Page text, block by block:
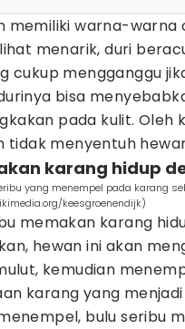
memiliki warna-
menarik, duri
cukup mengganggu
bisa
pada kulit. Oleh
tidak menyentuh
karang hidup
yang menempel pada karang
keesgroenendijk)
memakan karang
hewan ini akan
kemudian
karang yang
bulu seribu